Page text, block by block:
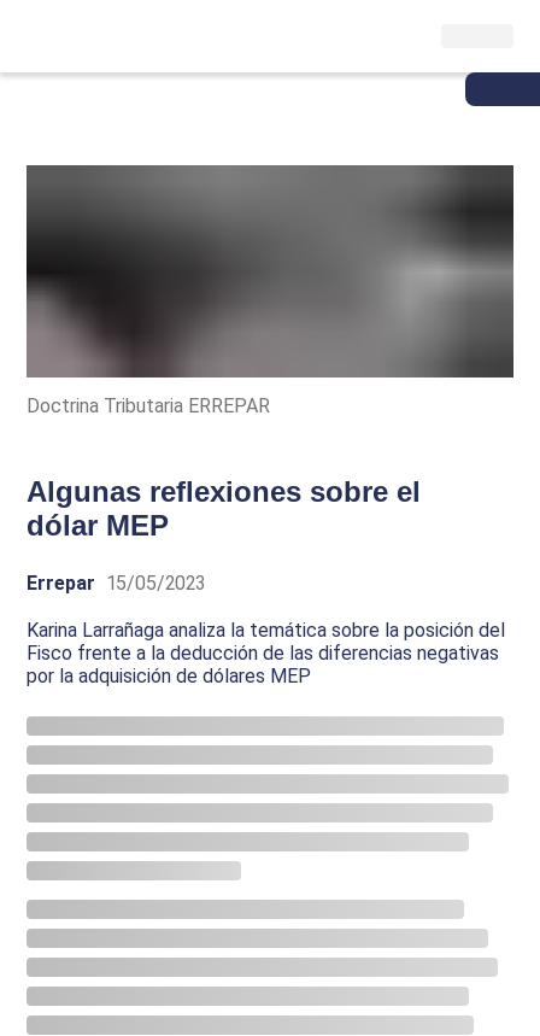
Doctrina Tributaria ERREPAR
Algunas reflexiones sobre el
dólar MEP
Errepar 15/05/2023
Karina Larrañaga analiza la temática sobre la posición del
Fisco frente a la deducción de las diferencias negativas
por la adquisición de dólares MEP